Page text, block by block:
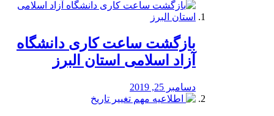
بازگشت ساعت کاری دانشگاه
آزاد اسلامی استان البرز
دسامبر 25, 2019